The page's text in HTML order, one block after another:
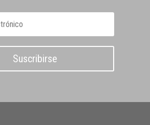
Suscribirse